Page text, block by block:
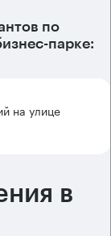
по
парке:
на улице
в